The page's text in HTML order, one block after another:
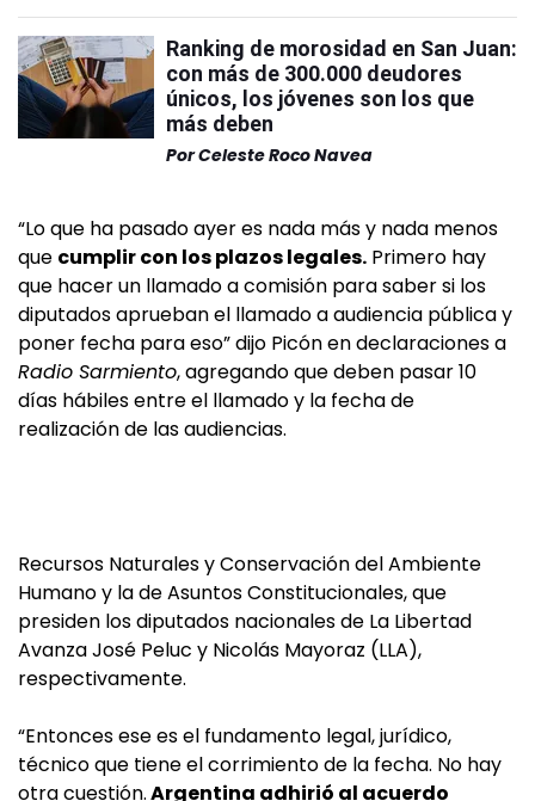
Ranking de morosidad en San Juan:
con más de 300.000 deudores
únicos, los jóvenes son los que
más deben
PorCeleste Roco Navea
“Lo que ha pasado ayer es nada más y nada menos
que cumplir con los plazos legales. Primero hay
que hacer un llamado a comisión para saber si los
diputados aprueban el llamado a audiencia pública y
poner fecha para eso” dijo Picón en declaraciones a
Radio Sarmiento, agregando que deben pasar 10
días hábiles entre el llamado y la fecha de
realización de las audiencias.
Recursos Naturales y Conservación del Ambiente
Humano y la de Asuntos Constitucionales, que
presiden los diputados nacionales de La Libertad
Avanza José Peluc y Nicolás Mayoraz (LLA),
respectivamente.
“Entonces ese es el fundamento legal, jurídico,
técnico que tiene el corrimiento de la fecha. No hay
otra cuestión.Argentina adhirió al acuerdo